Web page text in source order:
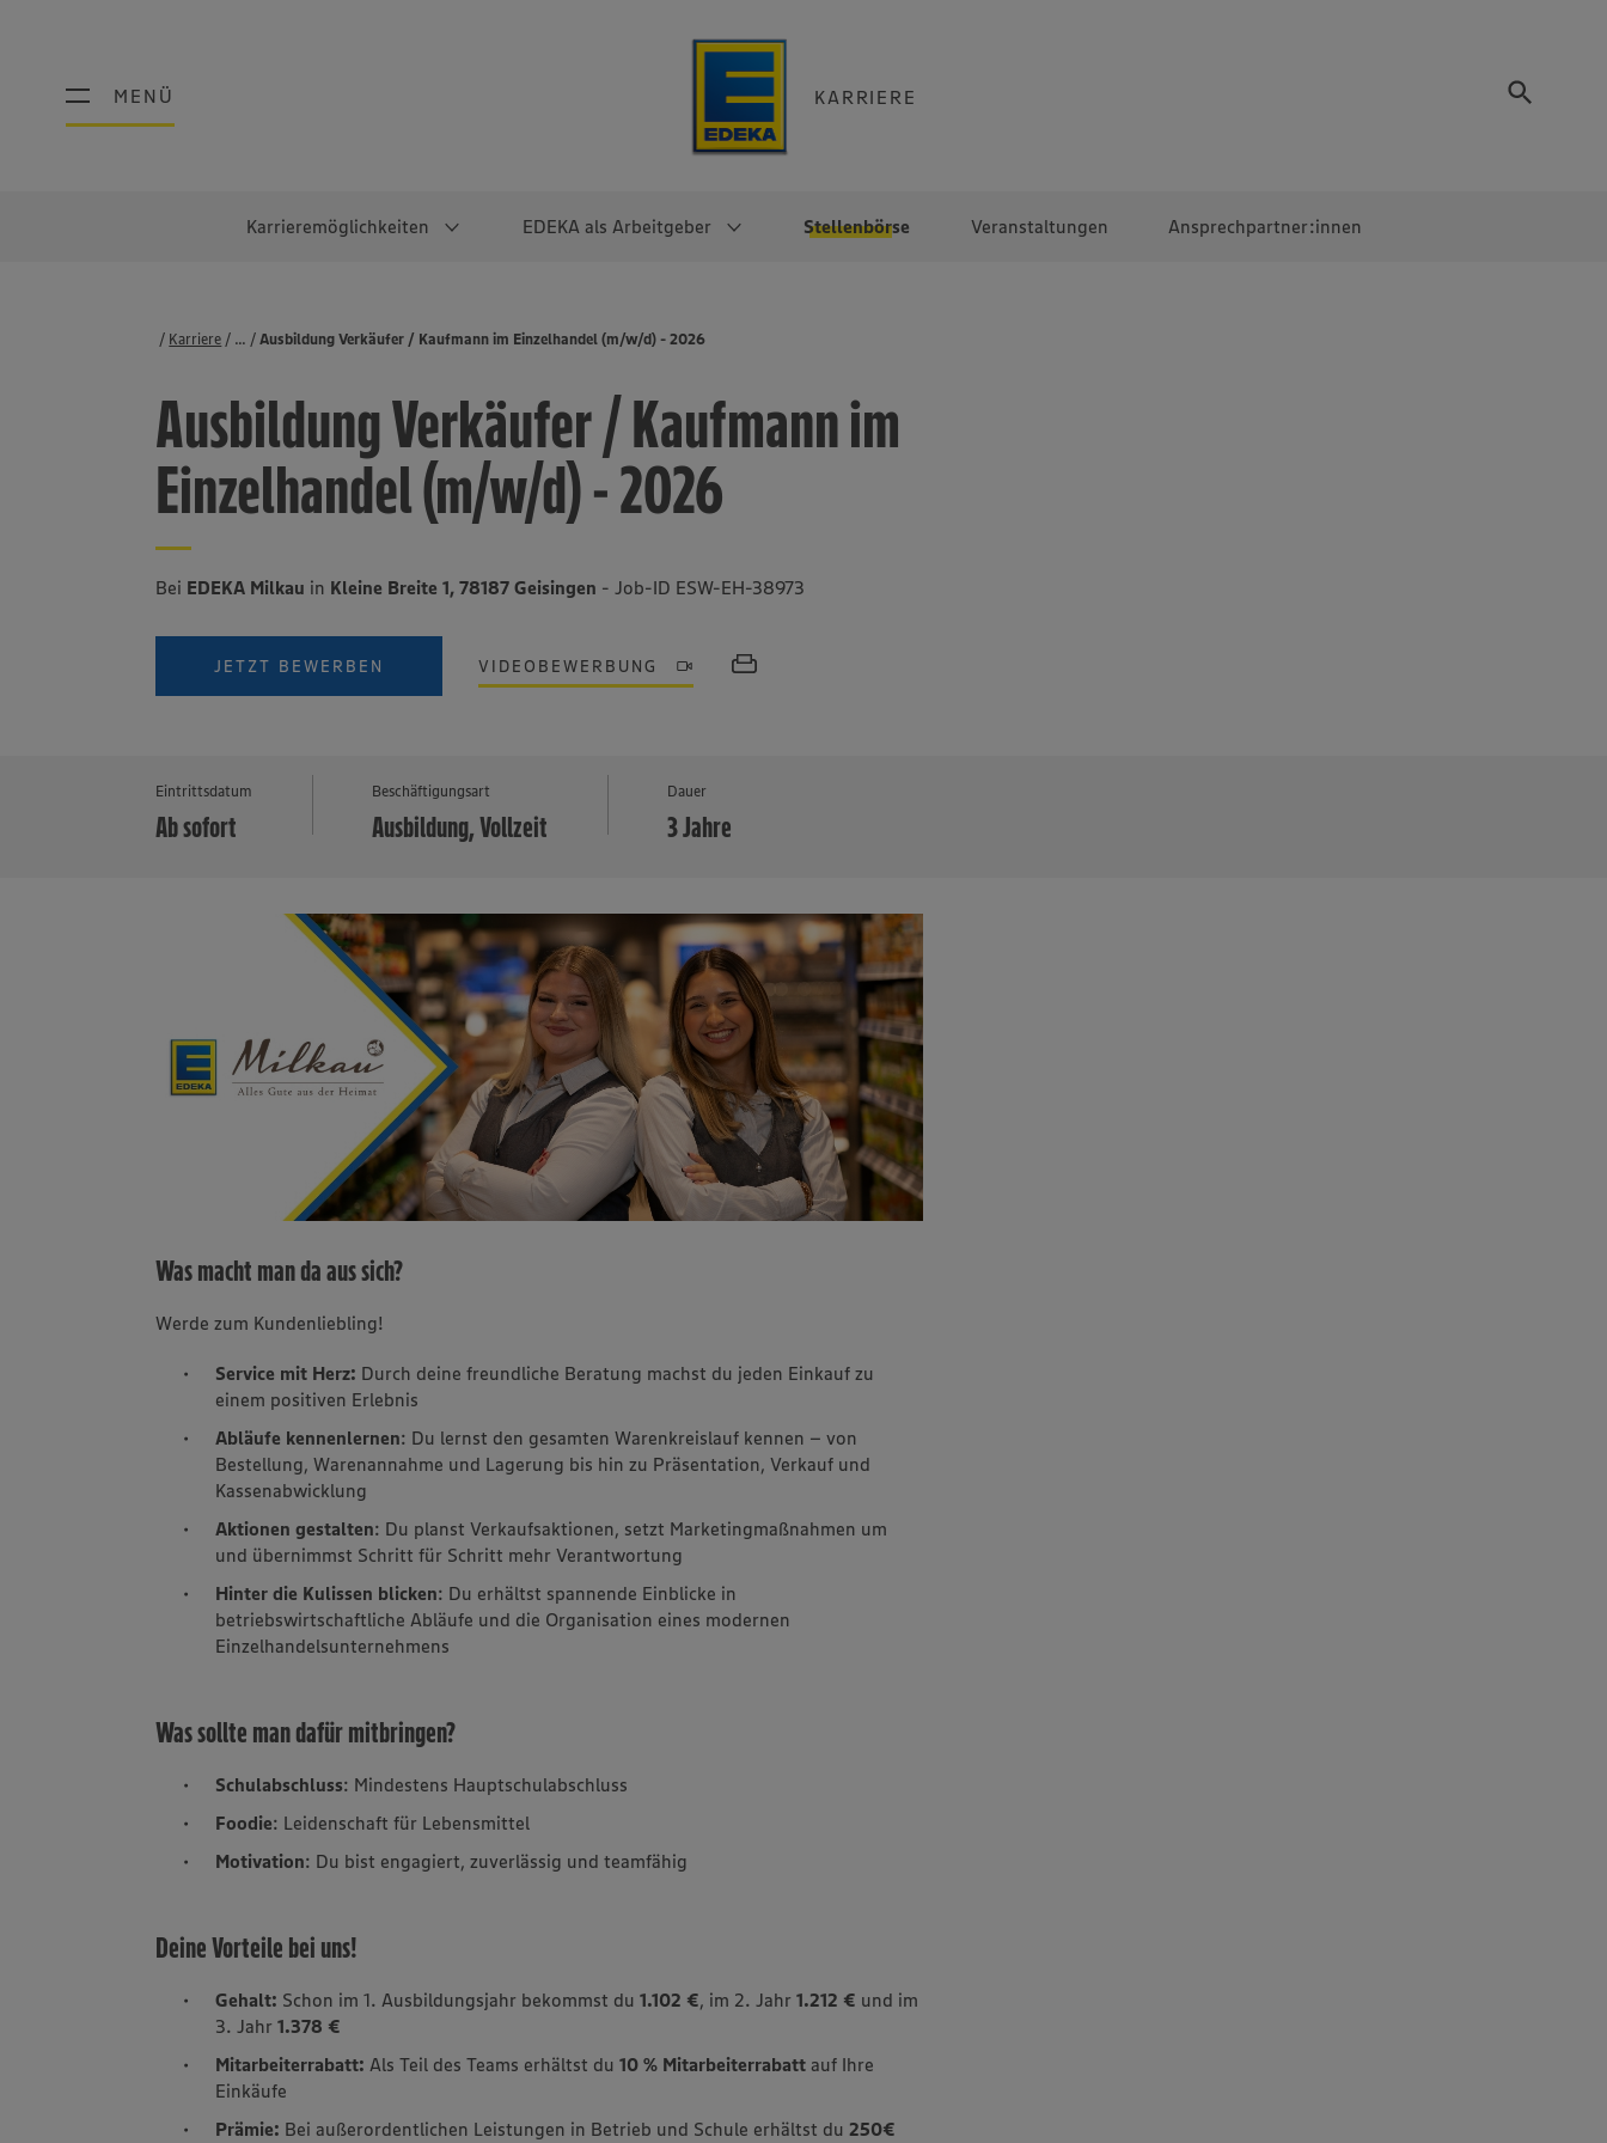
MENÜ KARRIERE
MENÜ
Karrieremöglichkeiten EDEKA als Arbeitgeber Stellenbörse Veranstaltungen Ansprechpartner:innen
Schülerpraktikum Abschlussarbeiten
Werkstudierendentätigkeit
Noch Fragen?
Direkteinstieg
Noch Fragen?
Faires Gehalt
Diversität
Lebensmittelproduktion
Lager & Logistik
IT
Überblick
EDEKA Fruchtkontor
EDEKA Foodservice
EDEKA-
Karriere Stellenbörse
Ausbildung Verkäufer / Kaufmann im Einzelhandel (m/w/d) - 2026
...
Ausbildung Verkäufer / Kaufmann im
Einzelhandel (m/w/d) - 2026
Bei EDEKA Milkau in Kleine Breite 1, 78187 Geisingen - Job-ID ESW-EH-38973
JETZT BEWERBEN VIDEOBEWERBUNG
Eintrittsdatum
Ab sofort
Beschäftigungsart
Ausbildung, Vollzeit
Dauer
3 Jahre
Was macht man da aus sich?
Werde zum Kundenliebling!
Service mit Herz: Durch deine freundliche Beratung machst du jeden Einkauf zu
einem positiven Erlebnis
Abläufe kennenlernen: Du lernst den gesamten Warenkreislauf kennen – von
Bestellung, Warenannahme und Lagerung bis hin zu Präsentation, Verkauf und
Kassenabwicklung
Aktionen gestalten: Du planst Verkaufsaktionen, setzt Marketingmaßnahmen um
und übernimmst Schritt für Schritt mehr Verantwortung
Hinter die Kulissen blicken: Du erhältst spannende Einblicke in
betriebswirtschaftliche Abläufe und die Organisation eines modernen
Einzelhandelsunternehmens
Was sollte man dafür mitbringen?
Schulabschluss: Mindestens Hauptschulabschluss
Foodie: Leidenschaft für Lebensmittel
Motivation: Du bist engagiert, zuverlässig und teamfähig
Deine Vorteile bei uns!
Gehalt: Schon im 1. Ausbildungsjahr bekommst du1.102 €, im 2. Jahr1.212 € und im
3. Jahr1.378 €
Mitarbeiterrabatt: Als Teil des Teams erhältst du10 % Mitarbeiterrabatt auf Ihre
Einkäufe
Prämie: Bei außerordentlichen Leistungen in Betrieb und Schule erhältst du250€